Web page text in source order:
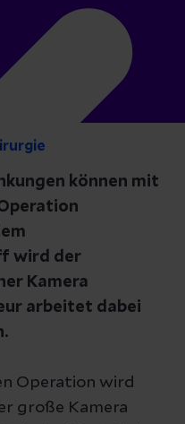
können mit
wird der
Kamera
arbeitet dabei
Operation wird
große Kamera